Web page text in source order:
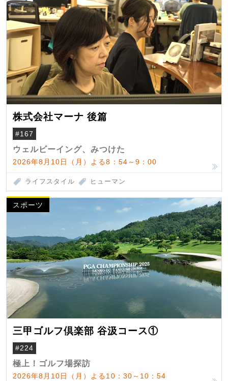
株式会社マーナ 後篇
#167
ウェルビーイング、みつけた
2026年8月10日（月）よる8：54～9：00
ライフスタイル ヒューマン
スポーツ
三甲ゴルフ倶楽部 谷汲コース①
#224
極上！ゴルフ場探訪
2026年8月10日（月）よる10：30～10：54